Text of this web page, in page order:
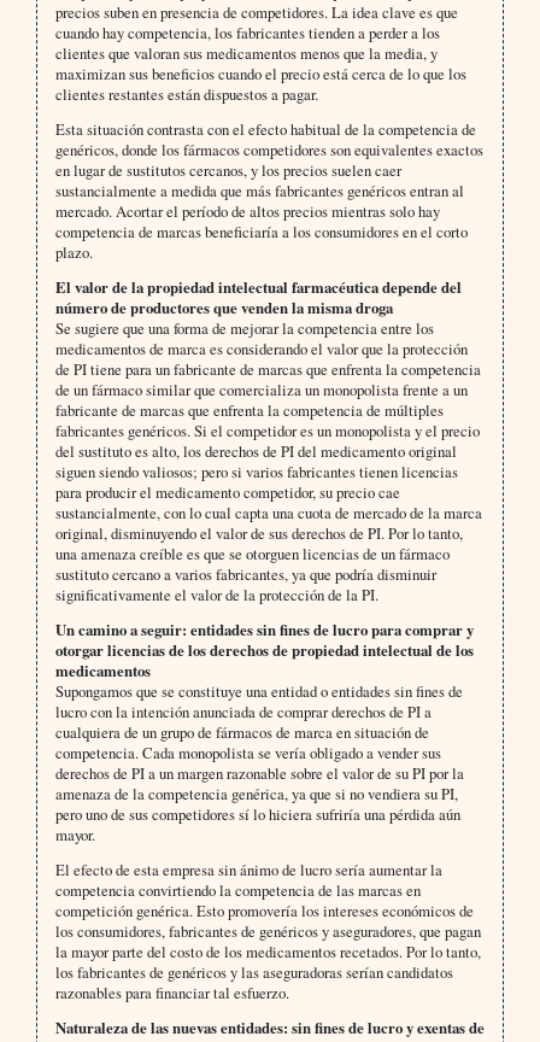
precios suben en presencia de competidores. La idea clave es que
cuando hay competencia, los fabricantes tienden a perder a los
clientes que valoran sus medicamentos menos que la media, y
maximizan sus beneficios cuando el precio está cerca de lo que los
clientes restantes están dispuestos a pagar.
Esta situación contrasta con el efecto habitual de la competencia de
genéricos, donde los fármacos competidores son equivalentes exactos
en lugar de sustitutos cercanos, y los precios suelen caer
sustancialmente a medida que más fabricantes genéricos entran al
mercado. Acortar el período de altos precios mientras solo hay
competencia de marcas beneficiaría a los consumidores en el corto
plazo.
El valor de la propiedad intelectual farmacéutica depende del
número de productores que venden la misma droga
Se sugiere que una forma de mejorar la competencia entre los
medicamentos de marca es considerando el valor que la protección
de PI tiene para un fabricante de marcas que enfrenta la competencia
de un fármaco similar que comercializa un monopolista frente a un
fabricante de marcas que enfrenta la competencia de múltiples
fabricantes genéricos. Si el competidor es un monopolista y el precio
del sustituto es alto, los derechos de PI del medicamento original
siguen siendo valiosos; pero si varios fabricantes tienen licencias
para producir el medicamento competidor, su precio cae
sustancialmente, con lo cual capta una cuota de mercado de la marca
original, disminuyendo el valor de sus derechos de PI. Por lo tanto,
una amenaza creíble es que se otorguen licencias de un fármaco
sustituto cercano a varios fabricantes, ya que podría disminuir
significativamente el valor de la protección de la PI.
Un camino a seguir: entidades sin fines de lucro para comprar y
otorgar licencias de los derechos de propiedad intelectual de los
medicamentos
Supongamos que se constituye una entidad o entidades sin fines de
lucro con la intención anunciada de comprar derechos de PI a
cualquiera de un grupo de fármacos de marca en situación de
competencia. Cada monopolista se vería obligado a vender sus
derechos de PI a un margen razonable sobre el valor de su PI por la
amenaza de la competencia genérica, ya que si no vendiera su PI,
pero uno de sus competidores sí lo hiciera sufriría una pérdida aún
mayor.
El efecto de esta empresa sin ánimo de lucro sería aumentar la
competencia convirtiendo la competencia de las marcas en
competición genérica. Esto promovería los intereses económicos de
los consumidores, fabricantes de genéricos y aseguradores, que pagan
la mayor parte del costo de los medicamentos recetados. Por lo tanto,
los fabricantes de genéricos y las aseguradoras serían candidatos
razonables para financiar tal esfuerzo.
Naturaleza de las nuevas entidades: sin fines de lucro y exentas de